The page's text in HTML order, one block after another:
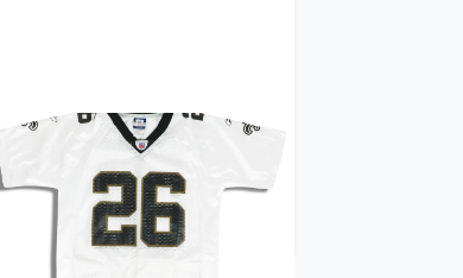
2007 New Orleans Saints
McAllister #26 Reebok On
Field Jersey (Away) Y
209 kr / £23.99